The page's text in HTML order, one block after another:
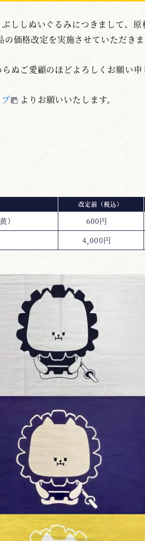
ししぬいぐるみにつきまして、原
価格改定を実施させていただきま
ぬご愛顧のほどよろしくお願い申
よりお願いいたします。
改定前（税込）
） 600円
4,000円